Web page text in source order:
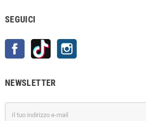
SEGUICI
Facebook TikTok
NEWSLETTER